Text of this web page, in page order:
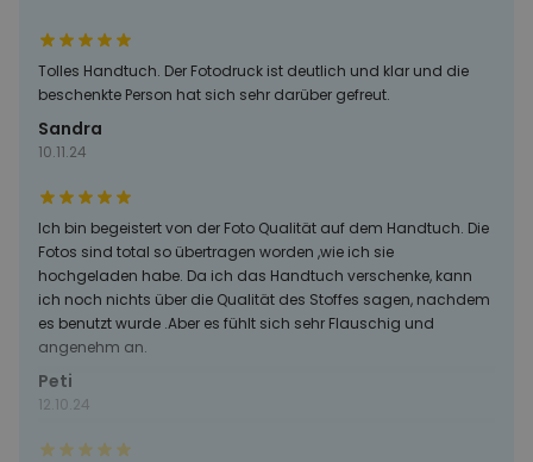
Tolles Handtuch. Der Fotodruck ist deutlich und klar und die
beschenkte Person hat sich sehr darüber gefreut.
Sandra
10.11.24
Ich bin begeistert von der Foto Qualität auf dem Handtuch. Die
Fotos sind total so übertragen worden ,wie ich sie
hochgeladen habe. Da ich das Handtuch verschenke, kann
ich noch nichts über die Qualität des Stoffes sagen, nachdem
es benutzt wurde .Aber es fühlt sich sehr Flauschig und
angenehm an.
Peti
12.10.24